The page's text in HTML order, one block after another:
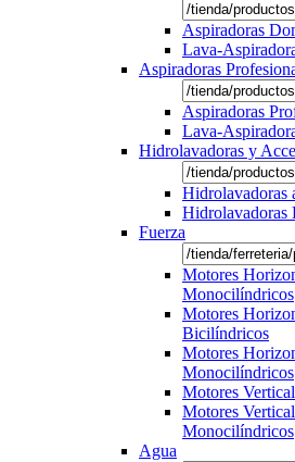
Aspiradoras
Lava-
Aspiradoras
Aspiradoras
Lava-
Hidrolavadoras y
Hidrolavadoras
Hidrolavadoras
Fuerza
Motores
Monocilíndricos
Motores
Bicilíndricos
Motores
Monocilíndricos
Motores
Motores
Monocilíndricos
Agua